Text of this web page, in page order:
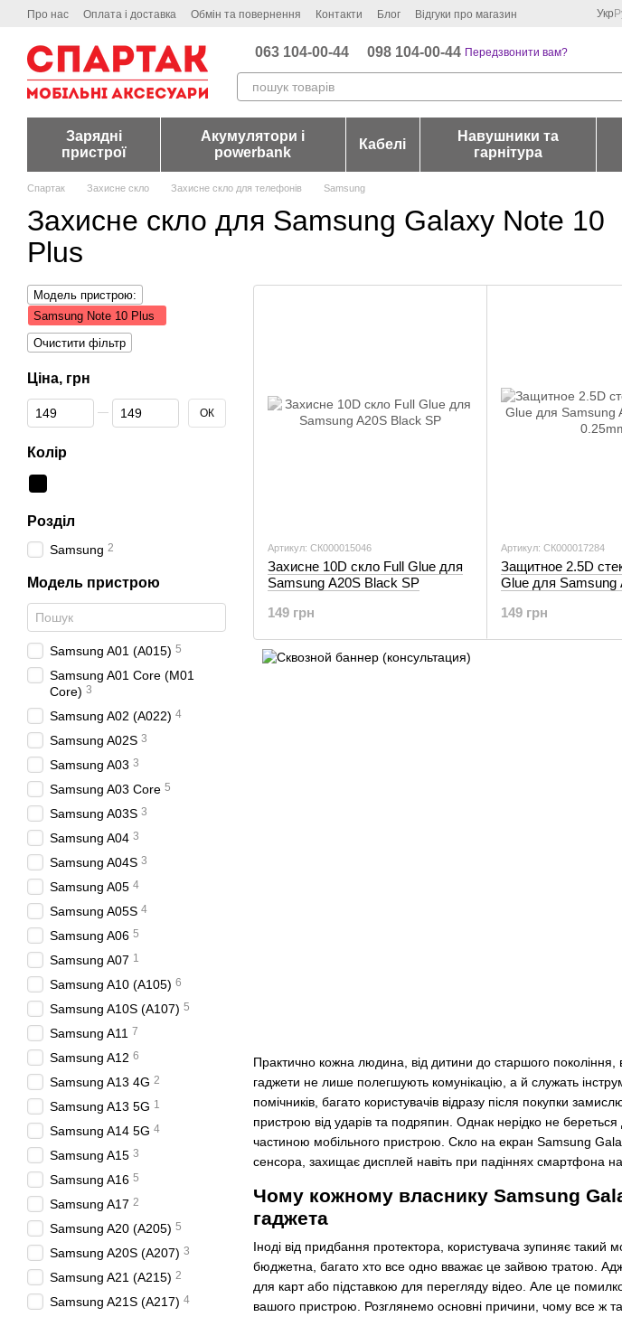
Перейти до основного контенту
Про нас Оплата і доставка Обмін та повернення Контакти Блог Відгуки про магазин Укр
063 104-00-44 098 104-00-44 Передзвонити вам?
Зарядні
пристрої
Акумулятори і
powerbank
Кабелі
Навушники та
гарнітура
Спартак Захисне скло Захисне скло для телефонів Samsung
Захисне скло для Samsung Galaxy Note 10
Plus
Практично кожна людина, від дитини до старшого
гаджети не лише полегшують комунікацію, а й служать
помічників, багато користувачів відразу після покупки
пристрою від ударів та подряпин. Однак нерідко не
частиною мобільного пристрою. Скло на екран Samsung
сенсора, захищає дисплей навіть при падіннях смартфона на
Чому кожному власнику Samsung
гаджета
Іноді від придбання протектора, користувача зупиняє
бюджетна, багато хто все одно вважає це зайвою тратою.
для карт або підставкою для перегляду відео. Але це
вашого пристрою. Розглянемо основні причини, чому все ж
Артикул: СК000015046
Захисне 10D скло Full Glue для
Samsung A20S Black SP
149 грн
Артикул: СК000017284
Защитное 2.5D
Glue для Samsung
149 грн
Модель пристрою:
Samsung Note 10 Plus
Очистити фільтр
Ціна, грн
Від Ціна, грн
До Ціна, грн ОК
Колір
Розділ
Samsung 2
Модель пристрою
Samsung A01 (A015) 5
Samsung A01 Core (M01
Core) 3
Samsung A02 (A022) 4
Samsung A02S 3
Samsung A03 3
Samsung A03 Core 5
Samsung A03S 3
Samsung A04 3
Samsung A04S 3
Samsung A05 4
Samsung A05S 4
Samsung A06 5
Samsung A07 1
Samsung A10 (A105) 6
Samsung A10S (A107) 5
Samsung A11 7
Samsung A12 6
Samsung A13 4G 2
Samsung A13 5G 1
Samsung A14 5G 4
Samsung A15 3
Samsung A16 5
Samsung A17 2
Samsung A20 (A205) 5
Samsung A20S (A207) 3
Samsung A21 (A215) 2
Samsung A21S (A217) 4